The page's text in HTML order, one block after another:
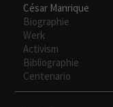
César Manrique
Biographie
Werk
Activism
Bibliographie
Centenario